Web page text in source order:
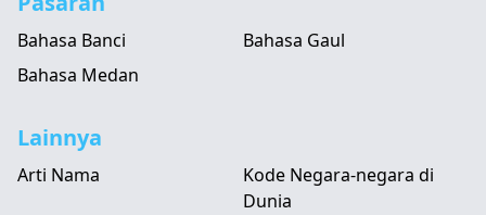
Bahasa Banci
Bahasa Gaul
Bahasa Medan
Lainnya
Arti Nama
Kode Negara-negara di
Dunia